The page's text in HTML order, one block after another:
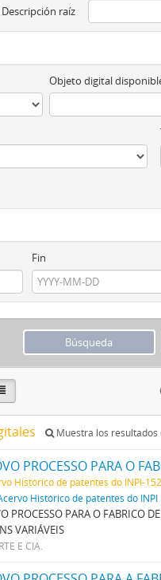
Descripción raíz
Objeto digital
Fin
Muestra los
Histórico de patentes do INPI-
Histórico de patentes do INPI
PROCESSO PARA O FABRICO
VARIÁVEIS
E CIA.